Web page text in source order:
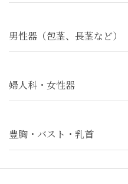
男性器（包茎、長茎など）
婦人科・女性器
豊胸・バスト・乳首